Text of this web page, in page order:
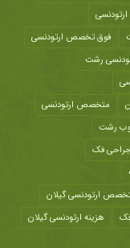
فوق تخصص ارتودنسی
رشت
متخصص ارتودنسی
رشت
فک
ارتودنسی گیلان
هزینه ارتودنسی گیلان